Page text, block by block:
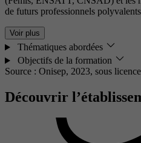
de futurs professionnels
Voir plus
Thématiques abordées
Objectifs de la formation
Source : Onisep, 2023, sous
Découvrir